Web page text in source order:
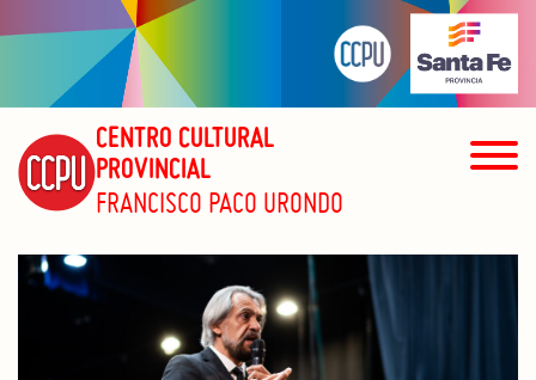
CENTRO CULTURAL
PROVINCIAL
FRANCISCO PACO URONDO